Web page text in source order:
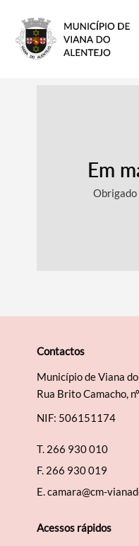
Termo de Pesquisa
Categorias gerais
Em
Obrigado
Contactos
Município de Viana
Rua Brito Camacho,
NIF: 506151174
T. 266 930 010
F. 266 930 019
E.camara@cm-
Acessos rápidos